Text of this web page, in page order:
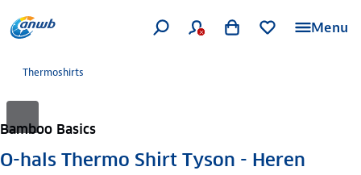
Menu
Thermoshirts
Bamboo Basics
O-hals Thermo Shirt Tyson - Heren